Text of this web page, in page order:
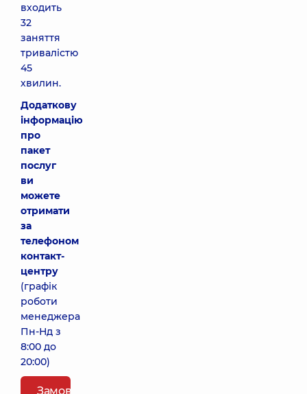
входить
32
заняття
тривалістю
45
хвилин.
Додаткову
інформацію
про
пакет
послуг
ви
можете
отримати
за
телефоном
контакт-
центру
(графік
роботи
менеджера
Пн-Нд з
8:00 до
20:00)
Замовити пакет